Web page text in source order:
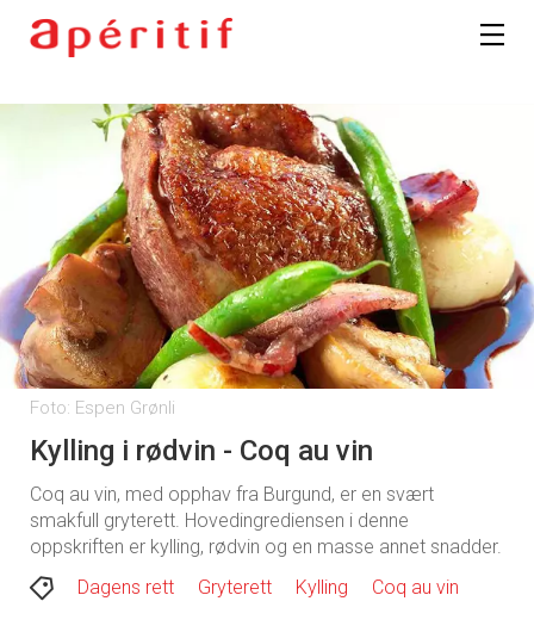
Foto: Espen Grønli
Kylling i rødvin - Coq au vin
Coq au vin, med opphav fra Burgund, er en svært
smakfull gryterett. Hovedingrediensen i denne
oppskriften er kylling, rødvin og en masse annet snadder.
Dagens rett
Gryterett Kylling Coq au vin